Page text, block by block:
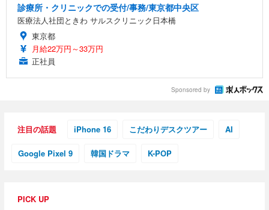
診療所・クリニックでの受付/事務/東京都中央区
医療法人社団ときわ サルスクリニック日本橋
東京都
月給22万円～33万円
正社員
Sponsored by
注目の話題 iPhone 16 こだわりデスクツアー AI
Google Pixel 9 韓国ドラマ K-POP
PICK UP